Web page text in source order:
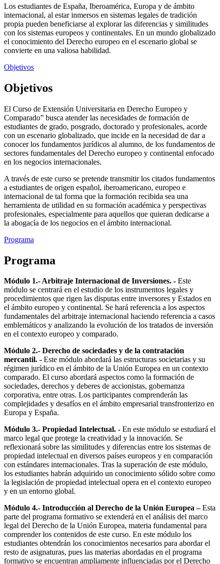
Los estudiantes de España, Iberoamérica, Europa y de ámbito
internacional, al estar inmersos en sistemas legales de tradición
propia pueden beneficiarse al explorar las diferencias y similitudes
con los sistemas europeos y continentales. En un mundo globalizado
el conocimiento del Derecho europeo en el escenario global se
convierte en una valiosa habilidad.
Objetivos
Objetivos
El Curso de Extensión Universitaria en Derecho Europeo y
Comparado” busca atender las necesidades de formación de
estudiantes de grado, posgrado, doctorado y profesionales, acorde
con un escenario globalizado, que incide en la necesidad de dar a
conocer los fundamentos jurídicos al alumno, de los fundamentos de
sectores fundamentales del Derecho europeo y continental enfocado
en los negocios internacionales.
A través de este curso se pretende transmitir los citados fundamentos
a estudiantes de origen español, iberoamericano, europeo e
internacional de tal forma que la formación recibida sea una
herramienta de utilidad en su formación académica y perspectivas
profesionales, especialmente para aquellos que quieran dedicarse a
la abogacía de los negocios en el ámbito internacional.
Programa
Programa
Módulo 1.- Arbitraje Internacional de Inversiones. - Este
módulo se centrará en el estudio de los instrumentos legales y
procedimientos que rigen las disputas entre inversores y Estados en
el ámbito europeo y continental. Se hará referencia a los aspectos
fundamentales del arbitraje internacional haciendo referencia a casos
emblemáticos y analizando la evolución de los tratados de inversión
en el contexto europeo y comparado.
Módulo 2.- Derecho de sociedades y de la contratación
mercantil. - Este módulo abordará las estructuras societarias y su
régimen jurídico en el ámbito de la Unión Europea en un contexto
comparado. El curso abordará aspectos como la formación de
sociedades, derechos y deberes de accionistas, gobernanza
corporativa, entre otras. Los participantes comprenderán las
complejidades y desafíos en el ámbito empresarial transfronterizo en
Europa y España.
Módulo 3.- Propiedad Intelectual. - En este módulo se estudiará el
marco legal que protege la creatividad y la innovación. Se
reflexionará sobre las similitudes y diferencias entre los sistemas de
propiedad intelectual en diversos países europeos y en comparación
con estándares internacionales. Tras la superación de este módulo,
los estudiantes habrán adquirido un conocimiento sólido sobre como
la legislación de propiedad intelectual opera en el contexto europeo
y en un entorno global.
Módulo 4.- Introducción al Derecho de la Unión Europea –Esta
parte del programa formativo se extenderá en el análisis del marco
legal del Derecho de la Unión Europea, materia fundamental para
comprender los contenidos de este curso. En este módulo los
estudiantes obtendrán los conocimientos necesarios para abordar el
resto de asignaturas, pues las materias abordadas en el programa
formativo se encuentran ampliamente influenciadas por el Derecho